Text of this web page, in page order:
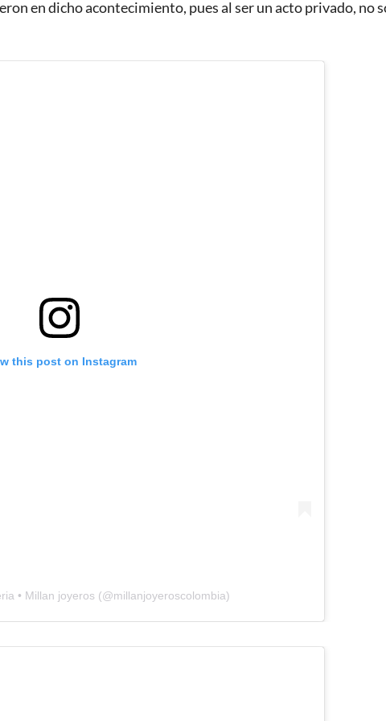
en dicho acontecimiento, pues al ser un acto privado, no
this post on Instagram
• Millan joyeros (@millanjoyeroscolombia)